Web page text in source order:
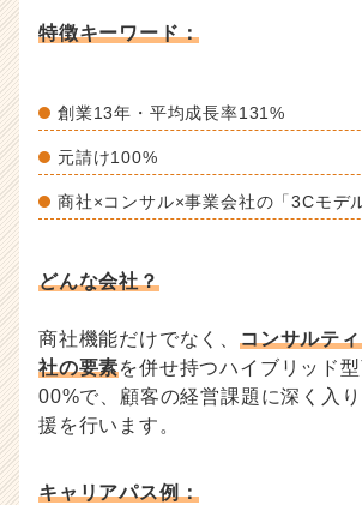
特徴キーワード：
創業13年・平均成長率131%
元請け100%
商社×コンサル×事業会社の「3Cモデ
どんな会社？
商社機能だけでなく、 コンサルテ
社の要素を併せ持つハイブリッド
00%で、顧客の経営課題に深く入
援を行います。
キャリアパス例：